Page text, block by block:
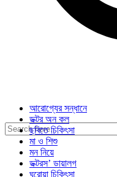
আরোগ্যের সন্ধানে
ডক্টর অন কল
ছবিতে চিকিৎসা
মা ও শিশু
মন নিয়ে
ডক্টরস’ ডায়ালগ
ঘরোয়া চিকিৎসা